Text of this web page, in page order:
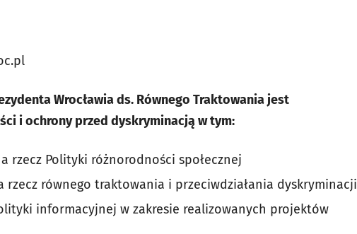
Wrocławia ds. Równego Traktowania jest
i ochrony przed dyskryminacją w tym:
rzecz Polityki różnorodności społecznej
rzecz równego traktowania i przeciwdziałania dyskryminacji
informacyjnej w zakresie realizowanych projektów